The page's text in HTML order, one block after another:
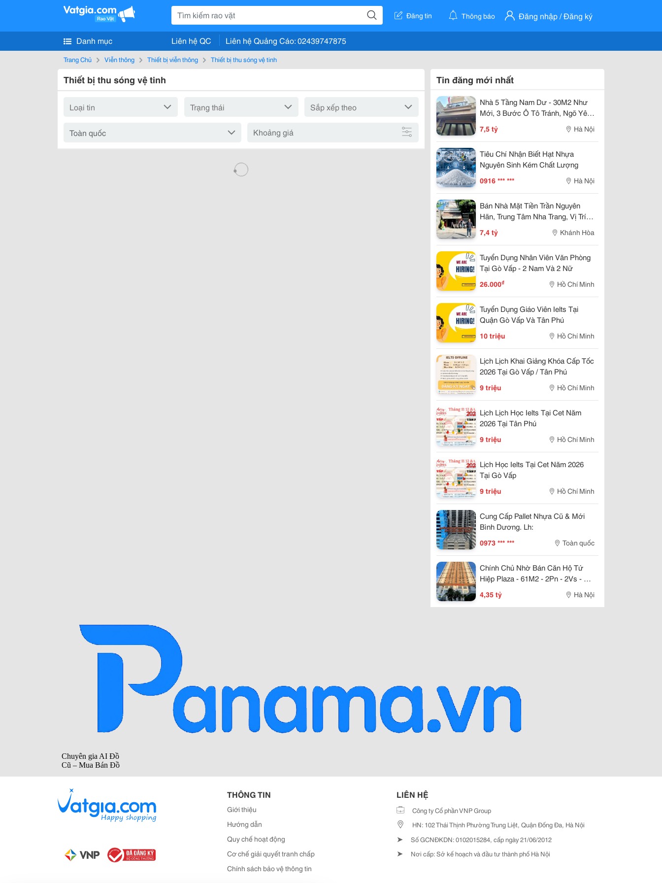
Đăng tin Thông báo Đăng nhập / Đăng ký
Danh mục Liên hệ QC Liên hệ Quảng Cáo: 02439747875
Trang Chủ Viễn thông Thiết bị viễn thông Thiết bị thu sóng vệ tinh
Thiết bị thu sóng vệ tinh
Khoảng giá
Tin đăng mới nhất
Nhà 5 Tầng Nam Dư - 30M2 Như
Mới, 3 Bước Ô Tô Tránh, Ngõ Yên
Tĩnh - An Cư Lý Tưởng - Giá 7,5 Tỷ
7,5 tỷ Hà Nội
Tiêu Chí Nhận Biết Hạt Nhựa
Nguyên Sinh Kém Chất Lượng
0916 *** *** Hà Nội
Bán Nhà Mặt Tiền Trần Nguyên
Hãn, Trung Tâm Nha Trang, Vị Trí
Kinh Doanh Đẹp, Giá 7,4 Tỷ
7,4 tỷ Khánh Hòa
Tuyển Dụng Nhân Viên Văn Phòng
Tại Gò Vấp - 2 Nam Và 2 Nữ
26.000₫ Hồ Chí Minh
Tuyển Dụng Giáo Viên Ielts Tại
Quận Gò Vấp Và Tân Phú
10 triệu Hồ Chí Minh
Lịch Lịch Khai Giảng Khóa Cấp Tốc
2026 Tại Gò Vấp / Tân Phú
9 triệu Hồ Chí Minh
Lịch Lịch Học Ielts Tại Cet Năm
2026 Tại Tân Phú
9 triệu Hồ Chí Minh
Lịch Học Ielts Tại Cet Năm 2026
Tại Gò Vấp
9 triệu Hồ Chí Minh
Cung Cấp Pallet Nhựa Cũ & Mới
Bình Dương. Lh:
0973 *** *** Toàn quốc
Chính Chủ Nhờ Bán Căn Hộ Tứ
Hiệp Plaza - 61M2 - 2Pn - 2Vs - Full
Nội Thất - Giá Chỉ Nhỉnh 4 Tỷ
4,35 tỷ Hà Nội
THÔNG TIN
Giới thiệu
Hướng dẫn
Quy chế hoạt động
Cơ chế giải quyết tranh chấp
Chính sách bảo vệ thông tin
LIÊN HỆ
Công ty Cổ phần VNP Group
HN: 102 Thái Thịnh Phường Trung Liệt, Quận Đống Đa, Hà Nội
➤ Số GCNĐKDN: 0102015284, cấp ngày 21/06/2012
➤ Nơi cấp: Sở kế hoạch và đầu tư thành phố Hà Nội